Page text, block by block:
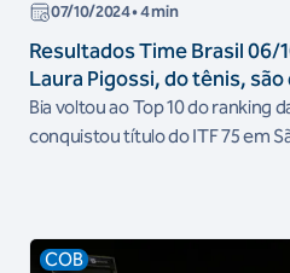
07/10/2024• 4 min
Resultados Time Brasil 06/
Laura Pigossi, do tênis,
semana
Bia voltou ao Top 10 do ranking
conquistou título do ITF 75 em
COB